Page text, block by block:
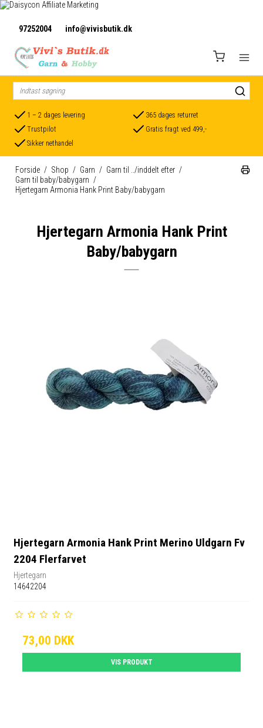
97252004 info@vivisbutik.dk
1 – 2 dages levering
365 dages returret
Trustpilot
Gratis fragt ved 499,-
Sikker nethandel
Forside / Shop / Garn / Garn til ../inddelt efter /
Garn til baby/babygarn /
Hjertegarn Armonia Hank Print Baby/babygarn
Hjertegarn Armonia Hank Print
Baby/babygarn
Hjertegarn Armonia Hank Print Merino Uldgarn Fv
2204 Flerfarvet
Hjertegarn
14642204
73,00 DKK
VIS PRODUKT